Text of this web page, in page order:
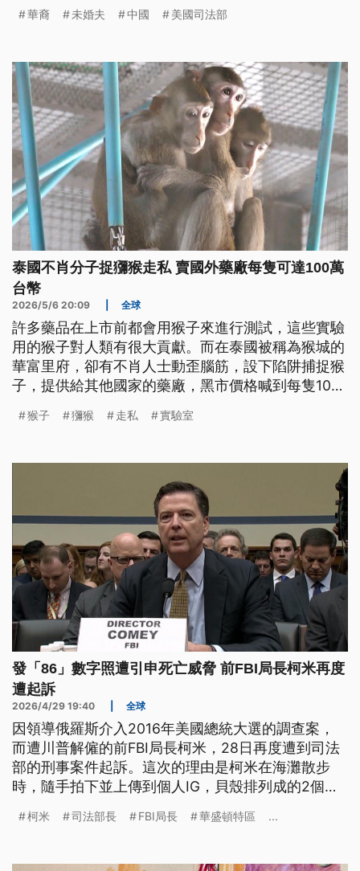
訊網站，發表中國官員已經擬好的文章，並且截圖回
華裔 未婚夫 中國 美國司法部
泰國不肖分子捉獼猴走私 賣國外藥廠每隻可達100萬
台幣
2026/5/6 20:09 全球
許多藥品在上市前都會用猴子來進行測試，這些實驗
用的猴子對人類有很大貢獻。而在泰國被稱為猴城的
華富里府，卻有不肖人士動歪腦筋，設下陷阱捕捉猴
子，提供給其他國家的藥廠，黑市價格喊到每隻100
猴子 獼猴 走私 實驗室
發「86」數字照遭引申死亡威脅 前FBI局長柯米再度
遭起訴
2026/4/29 19:40 全球
因領導俄羅斯介入2016年美國總統大選的調查案，
而遭川普解僱的前FBI局長柯米，28日再度遭到司法
部的刑事案件起訴。這次的理由是柯米在海灘散步
時，隨手拍下並上傳到個人IG，貝殼排列成的2個數
或「除掉」之意，而川普目前擔任美國第47任總統，
米表示自己沒有那個意思，並相信聯邦司法機構的獨
柯米 司法部長 FBI局長 華盛頓特區 ...